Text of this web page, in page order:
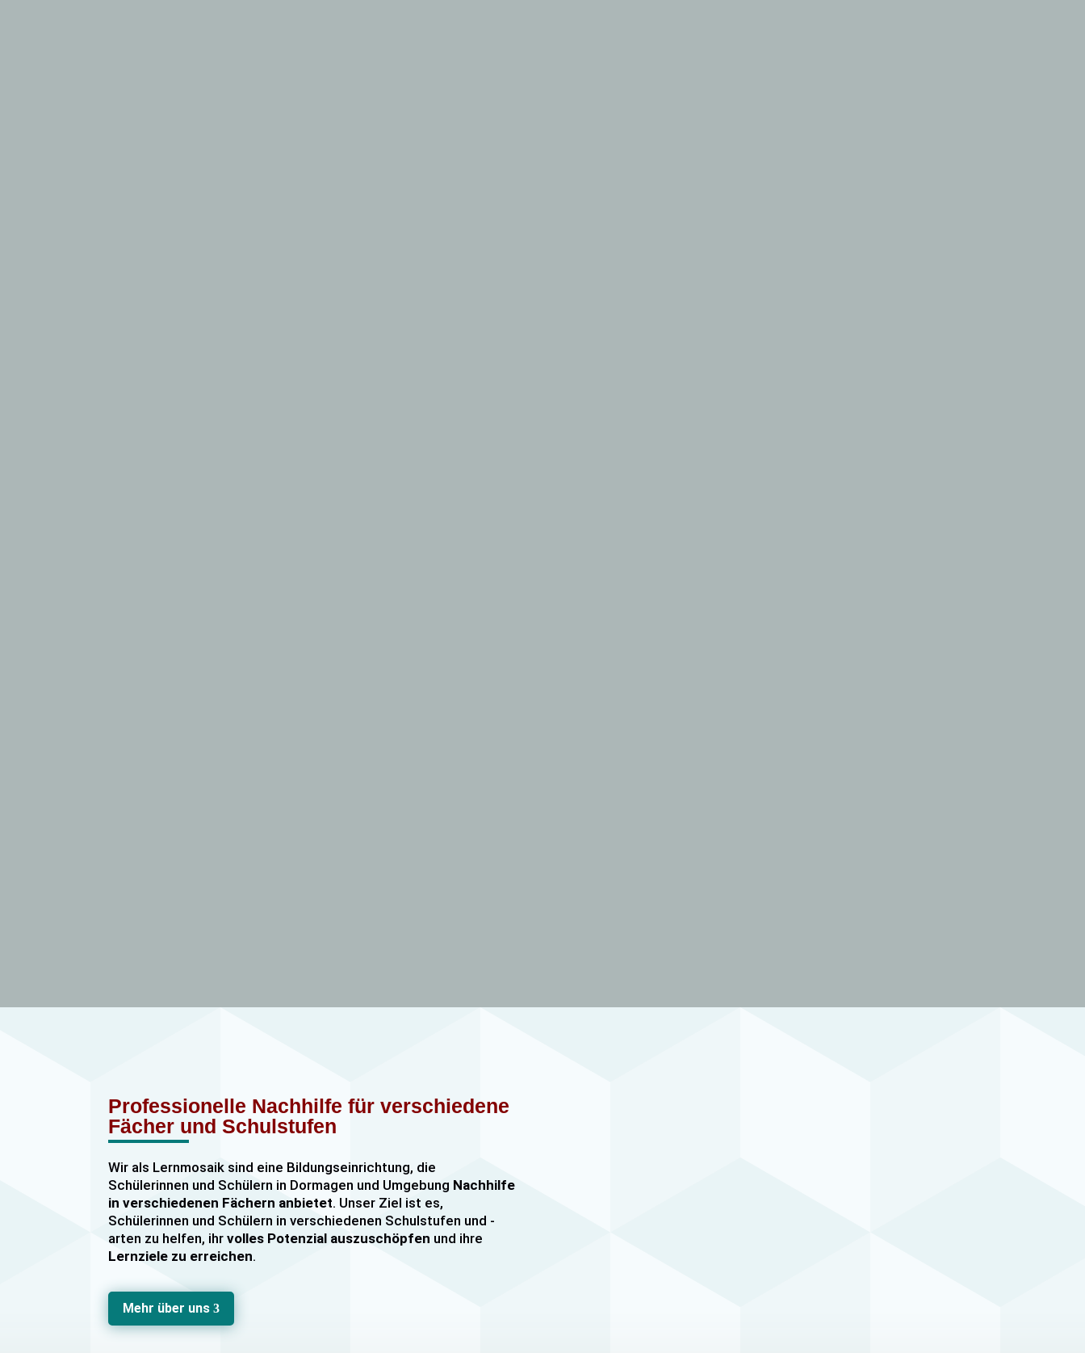
Professionelle Nachhilfe für verschiedene
Fächer und Schulstufen
Wir als Lernmosaik sind eine Bildungseinrichtung, die
Schülerinnen und Schülern in Dormagen und Umgebung Nachhilfe
in verschiedenen Fächern anbietet. Unser Ziel ist es,
Schülerinnen und Schülern in verschiedenen Schulstufen und -
arten zu helfen, ihrvolles Potenzial auszuschöpfen und ihre
Lernziele zu erreichen.
Unser Nachhilfeangebot umfasst
Gruppennachhilfe
Mathematik, Englisch und Deutsch
Mehr über uns3